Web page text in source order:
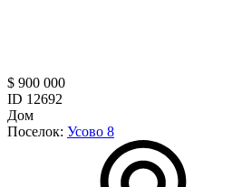
$ 900 000
ID 12692
Дом
Поселок: Усово 8